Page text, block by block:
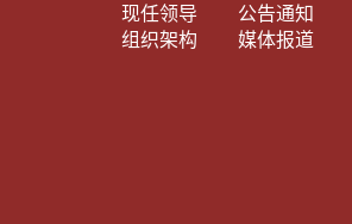
现任领导
组织架构
公告通知
媒体报道